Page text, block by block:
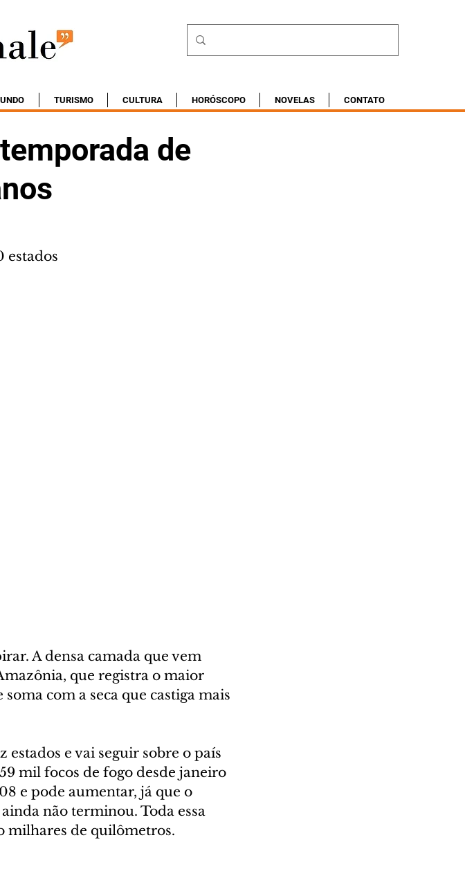
TURISMO CULTURA HORÓSCOPO NOVELAS CONTATO
de
estados
A densa camada que vem
que registra o maior
com a seca que castiga mais
estados e vai seguir sobre o país
mil focos de fogo desde janeiro
e pode aumentar, já que o
não terminou. Toda essa
milhares de quilômetros.